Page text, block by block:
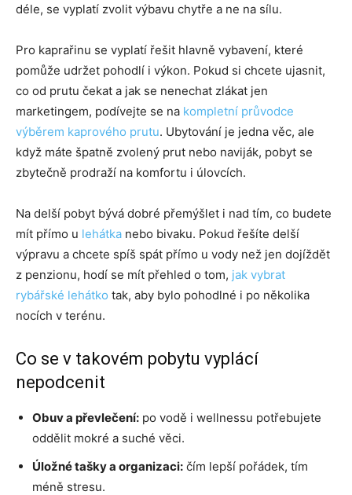
déle, se vyplatí zvolit výbavu chytře a ne na sílu.
Pro kaprařinu se vyplatí řešit hlavně vybavení, které
pomůže udržet pohodlí i výkon. Pokud si chcete ujasnit,
co od prutu čekat a jak se nenechat zlákat jen
marketingem, podívejte se na kompletní průvodce
výběrem kaprového prutu. Ubytování je jedna věc, ale
když máte špatně zvolený prut nebo naviják, pobyt se
zbytečně prodraží na komfortu i úlovcích.
Na delší pobyt bývá dobré přemýšlet i nad tím, co budete
mít přímo u lehátka nebo bivaku. Pokud řešíte delší
výpravu a chcete spíš spát přímo u vody než jen dojíždět
z penzionu, hodí se mít přehled o tom, jak vybrat
rybářské lehátko tak, aby bylo pohodlné i po několika
nocích v terénu.
Co se v takovém pobytu vyplácí
nepodcenit
Obuv a převlečení: po vodě i wellnessu potřebujete
oddělit mokré a suché věci.
Úložné tašky a organizaci: čím lepší pořádek, tím
méně stresu.